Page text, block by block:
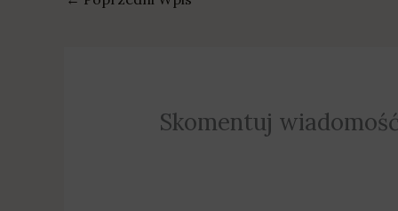
Skomentuj